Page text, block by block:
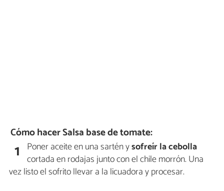
Cómo hacer Salsa base de tomate:
1 Poner aceite en una sartén ysofreír la cebolla
cortada en rodajas junto con el chile morrón. Una
vez listo el sofrito llevar a la licuadora y procesar.